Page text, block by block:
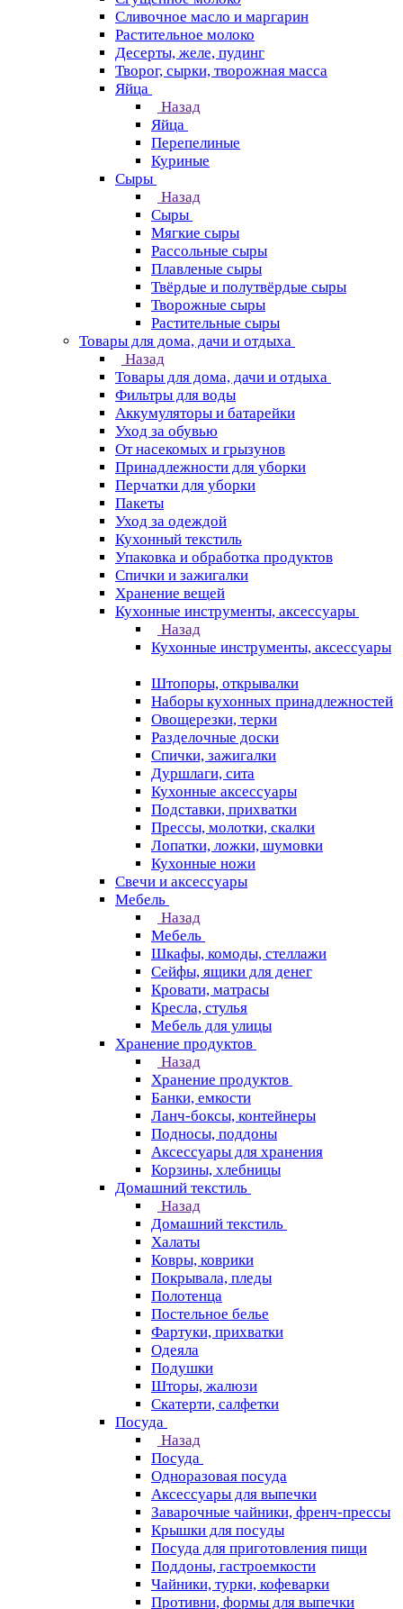
Сливочное масло и маргарин
Растительное молоко
Десерты, желе, пудинг
Творог, сырки, творожная масса
Яйца
Назад
Яйца
Перепелиные
Куриные
Сыры
Назад
Сыры
Мягкие сыры
Рассольные сыры
Плавленые сыры
Твёрдые и полутвёрдые сыры
Творожные сыры
Растительные сыры
Товары для дома, дачи и отдыха
Назад
Товары для дома, дачи и отдыха
Фильтры для воды
Аккумуляторы и батарейки
Уход за обувью
От насекомых и грызунов
Принадлежности для уборки
Перчатки для уборки
Пакеты
Уход за одеждой
Кухонный текстиль
Упаковка и обработка продуктов
Спички и зажигалки
Хранение вещей
Кухонные инструменты, аксессуары
Назад
Кухонные инструменты, аксессуары
Штопоры, открывалки
Наборы кухонных принадлежностей
Овощерезки, терки
Разделочные доски
Спички, зажигалки
Дуршлаги, сита
Кухонные аксессуары
Подставки, прихватки
Прессы, молотки, скалки
Лопатки, ложки, шумовки
Кухонные ножи
Свечи и аксессуары
Мебель
Назад
Мебель
Шкафы, комоды, стеллажи
Сейфы, ящики для денег
Кровати, матрасы
Кресла, стулья
Мебель для улицы
Хранение продуктов
Назад
Хранение продуктов
Банки, емкости
Ланч-боксы, контейнеры
Подносы, поддоны
Аксессуары для хранения
Корзины, хлебницы
Домашний текстиль
Назад
Домашний текстиль
Халаты
Ковры, коврики
Покрывала, пледы
Полотенца
Постельное белье
Фартуки, прихватки
Одеяла
Подушки
Шторы, жалюзи
Скатерти, салфетки
Посуда
Назад
Посуда
Одноразовая посуда
Аксессуары для выпечки
Заварочные чайники, френч-прессы
Крышки для посуды
Посуда для приготовления пищи
Поддоны, гастроемкости
Чайники, турки, кофеварки
Противни, формы для выпечки